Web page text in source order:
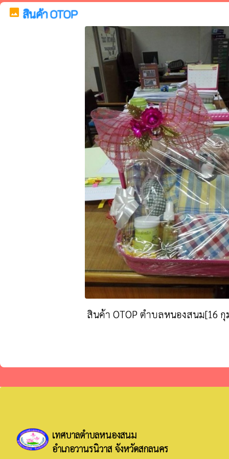
image สินค้า OTOP
สินค้า OTOP ตำบลหนองสนม[16
เทศบาลตำบลหนองสนม
อำเภอวานรนิวาส จังหวัดสกลนคร